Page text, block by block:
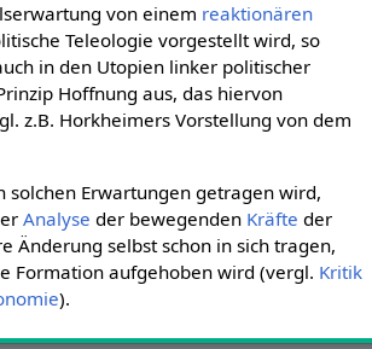
von einem reaktionären
Teleologie vorgestellt wird, so
in den Utopien linker politischer
Hoffnung aus, das hiervon
z.B. Horkheimers Vorstellung von dem
solchen Erwartungen getragen wird,
Analyse der bewegenden Kräfte der
Änderung selbst schon in sich tragen,
Formation aufgehoben wird (vergl. Kritik
).